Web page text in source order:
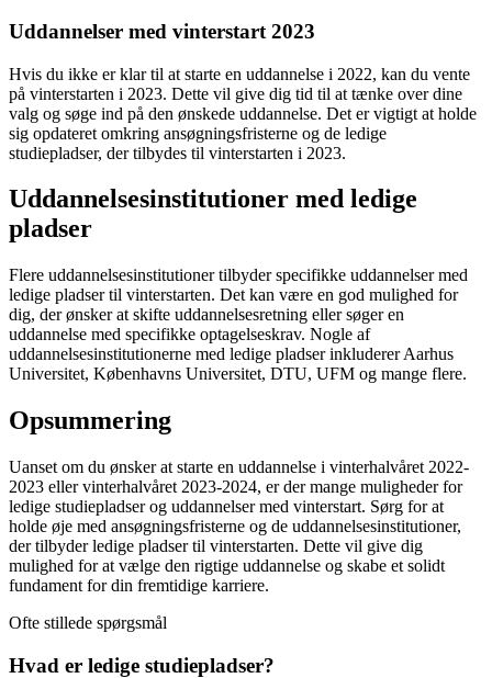
Uddannelser med vinterstart 2023
Hvis du ikke er klar til at starte en uddannelse i 2022, kan du vente
på vinterstarten i 2023. Dette vil give dig tid til at tænke over dine
valg og søge ind på den ønskede uddannelse. Det er vigtigt at holde
sig opdateret omkring ansøgningsfristerne og de ledige
studiepladser, der tilbydes til vinterstarten i 2023.
Uddannelsesinstitutioner med ledige
pladser
Flere uddannelsesinstitutioner tilbyder specifikke uddannelser med
ledige pladser til vinterstarten. Det kan være en god mulighed for
dig, der ønsker at skifte uddannelsesretning eller søger en
uddannelse med specifikke optagelseskrav. Nogle af
uddannelsesinstitutionerne med ledige pladser inkluderer Aarhus
Universitet, Københavns Universitet, DTU, UFM og mange flere.
Opsummering
Uanset om du ønsker at starte en uddannelse i vinterhalvåret 2022-
2023 eller vinterhalvåret 2023-2024, er der mange muligheder for
ledige studiepladser og uddannelser med vinterstart. Sørg for at
holde øje med ansøgningsfristerne og de uddannelsesinstitutioner,
der tilbyder ledige pladser til vinterstarten. Dette vil give dig
mulighed for at vælge den rigtige uddannelse og skabe et solidt
fundament for din fremtidige karriere.
Ofte stillede spørgsmål
Hvad er ledige studiepladser?